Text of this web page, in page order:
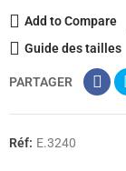
Add to Compare
Guide des tailles
PARTAGER
Réf: E.3240